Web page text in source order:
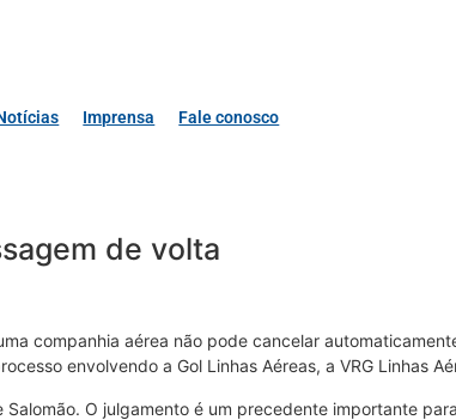
Imprensa Fale conosco
de volta
companhia aérea não pode cancelar
envolvendo a Gol Linhas Aéreas, a VRG Linhas
O julgamento é um precedente importante